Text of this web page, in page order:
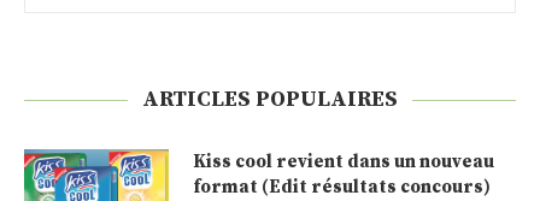
ARTICLES POPULAIRES
Kiss cool revient dans un nouveau
format (Edit résultats concours)